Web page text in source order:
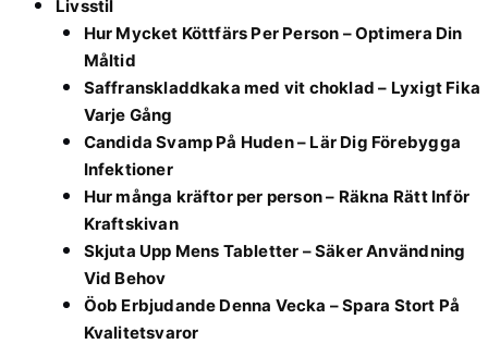
Livsstil
Hur Mycket Köttfärs Per Person – Optimera Din
Måltid
Saffranskladdkaka med vit choklad – Lyxigt Fika
Varje Gång
Candida Svamp På Huden – Lär Dig Förebygga
Infektioner
Hur många kräftor per person – Räkna Rätt Inför
Kraftskivan
Skjuta Upp Mens Tabletter – Säker Användning
Vid Behov
Öob Erbjudande Denna Vecka – Spara Stort På
Kvalitetsvaror